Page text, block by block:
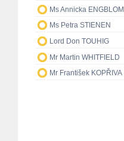
Ms Annicka ENGBLOM
Ms Petra STIENEN
Lord Don TOUHIG
Mr Martin WHITFIELD
Mr František KOPŘIVA